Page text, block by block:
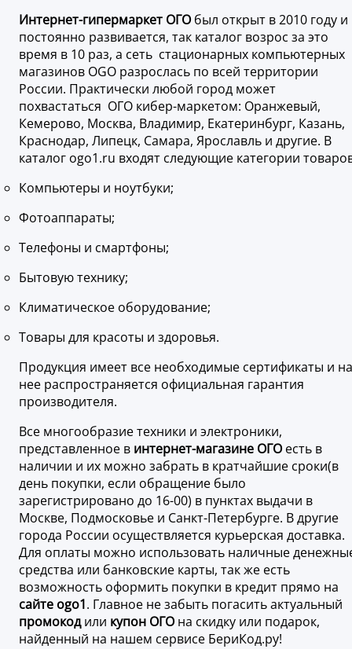
Интернет-гипермаркет ОГОбыл открыт в 2010 году и
постоянно развивается, так каталог возрос за это
время в 10 раз, а сеть стационарных компьютерных
магазинов OGO разрослась по всей территории
России. Практически любой город может
похвастаться ОГО кибер-маркетом: Оранжевый,
Кемерово, Москва, Владимир, Екатеринбург, Казань,
Краснодар, Липецк, Самара, Ярославль и другие. В
каталог ogo1.ru входят следующие категории
Компьютеры и ноутбуки;
Фотоаппараты;
Телефоны и смартфоны;
Бытовую технику;
Климатическое оборудование;
Товары для красоты и здоровья.
Продукция имеет все необходимые сертификаты и на
нее распространяется официальная гарантия
производителя.
Все многообразие техники и электроники,
представленное в интернет-магазине ОГОесть в
наличии и их можно забрать в кратчайшие сроки(в
день покупки, если обращение было
зарегистрировано до 16-00) в пунктах выдачи в
Москве, Подмосковье и Санкт-Петербурге. В другие
города России осуществляется курьерская доставка.
Для оплаты можно использовать наличные
средства или банковские карты, так же есть
возможность оформить покупки в кредит прямо на
сайте ogo1. Главное не забыть погасить актуальный
промокодили купон ОГОна скидку или подарок,
найденный на нашем сервисе БериКод.ру!